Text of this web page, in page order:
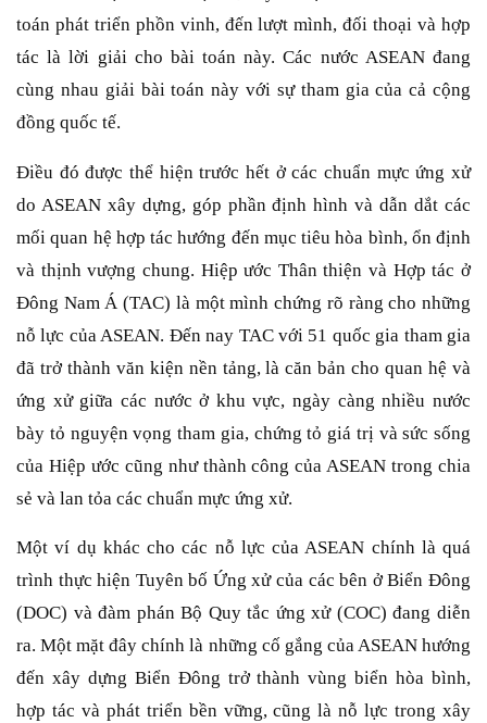
toán phát triển phồn vinh, đến lượt mình, đối thoại và hợp
tác là lời giải cho bài toán này. Các nước ASEAN đang
cùng nhau giải bài toán này với sự tham gia của cả cộng
đồng quốc tế.
Điều đó được thể hiện trước hết ở các chuẩn mực ứng xử
do ASEAN xây dựng, góp phần định hình và dẫn dắt các
mối quan hệ hợp tác hướng đến mục tiêu hòa bình, ổn định
và thịnh vượng chung. Hiệp ước Thân thiện và Hợp tác ở
Đông Nam Á (TAC) là một mình chứng rõ ràng cho những
nỗ lực của ASEAN. Đến nay TAC với 51 quốc gia tham gia
đã trở thành văn kiện nền tảng, là căn bản cho quan hệ và
ứng xử giữa các nước ở khu vực, ngày càng nhiều nước
bày tỏ nguyện vọng tham gia, chứng tỏ giá trị và sức sống
của Hiệp ước cũng như thành công của ASEAN trong chia
sẻ và lan tỏa các chuẩn mực ứng xử.
Một ví dụ khác cho các nỗ lực của ASEAN chính là quá
trình thực hiện Tuyên bố Ứng xử của các bên ở Biển Đông
(DOC) và đàm phán Bộ Quy tắc ứng xử (COC) đang diễn
ra. Một mặt đây chính là những cố gắng của ASEAN hướng
đến xây dựng Biển Đông trở thành vùng biển hòa bình,
hợp tác và phát triển bền vững, cũng là nỗ lực trong xây